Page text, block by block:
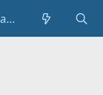
Реєстрація